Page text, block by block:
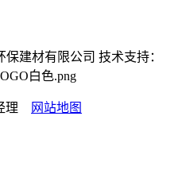
建材有限公司 技术支持：
理 网站地图